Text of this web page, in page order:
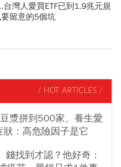
灣人愛買ETF已到1.9兆元規
留意的5個坑
/ HOT ARTICLES /
漿拼到500家、養生愛
：高危險因子是它
找到才認？他好奇：